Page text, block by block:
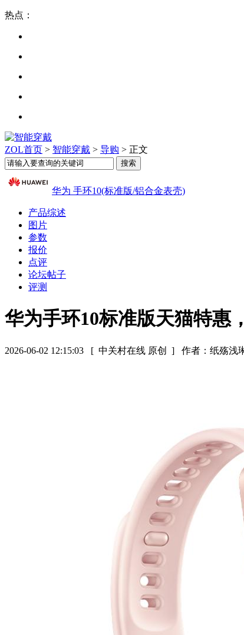
热点：
ZOL首页 > 智能穿戴 > 导购 > 正文
华为 手环10(标准版/铝合金表壳)
产品综述
图片
参数
报价
点评
论坛帖子
评测
华为手环10标准版天猫特惠
2026-06-02 12:15:03 [ 中关村在线 原创 ] 作者：纸殇浅